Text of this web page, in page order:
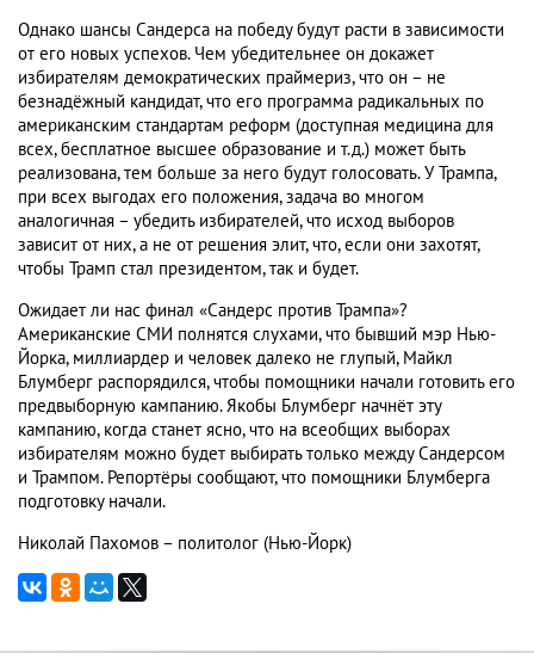
Однако шансы Сандерса на победу будут расти в зависимости
от его новых успехов. Чем убедительнее он докажет
избирателям демократических праймериз, что он – не
безнадёжный кандидат, что его программа радикальных по
американским стандартам реформ (доступная медицина для
всех, бесплатное высшее образование и т.д.) может быть
реализована, тем больше за него будут голосовать. У Трампа,
при всех выгодах его положения, задача во многом
аналогичная – убедить избирателей, что исход выборов
зависит от них, а не от решения элит, что, если они захотят,
чтобы Трамп стал президентом, так и будет.
Ожидает ли нас финал «Сандерс против Трампа»?
Американские СМИ полнятся слухами, что бывший мэр Нью-
Йорка, миллиардер и человек далеко не глупый, Майкл
Блумберг распорядился, чтобы помощники начали готовить его
предвыборную кампанию. Якобы Блумберг начнёт эту
кампанию, когда станет ясно, что на всеобщих выборах
избирателям можно будет выбирать только между Сандерсом
и Трампом. Репортёры сообщают, что помощники Блумберга
подготовку начали.
Николай Пахомов – политолог (Нью-Йорк)